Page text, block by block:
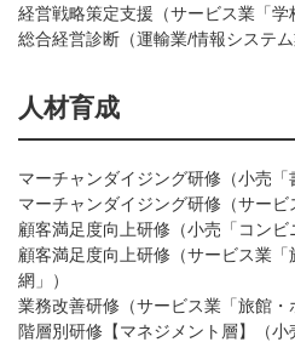
経営戦略策定支援（サービス業「学
総合経営診断（運輸業/情報システム
人材育成
マーチャンダイジング研修（小売「
マーチャンダイジング研修（サービ
顧客満足度向上研修（小売「コンビ
顧客満足度向上研修（サービス業
網」）
業務改善研修（サービス業「旅館・
階層別研修【マネジメント層】（小